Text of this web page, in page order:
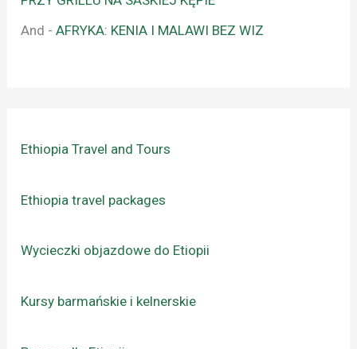
And -AFRYKA: KENIA I MALAWI BEZ WIZ
Ethiopia Travel and Tours
Ethiopia travel packages
Wycieczki objazdowe do Etiopii
Kursy barmańskie i kelnerskie